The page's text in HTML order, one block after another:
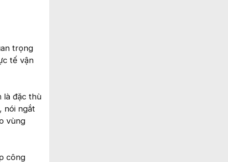
trọng
tế vận
là đặc thù
nói ngắt
vùng
công